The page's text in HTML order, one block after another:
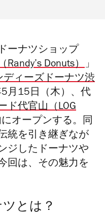
ーナツショップ
Donuts）」
ディーズドーナツ渋
月15日（木）、代
ド代官山（LOG
にオープンする。同
統を引き継ぎなが
ジしたドーナツや
回は、その魅力を
とは？